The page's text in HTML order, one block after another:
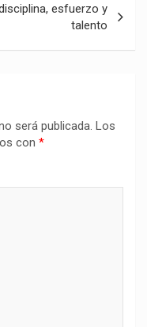
esfuerzo y
talento
será publicada. Los
con *